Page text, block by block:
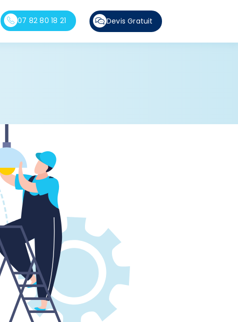
07 82 80 18 21 Devis Gratuit